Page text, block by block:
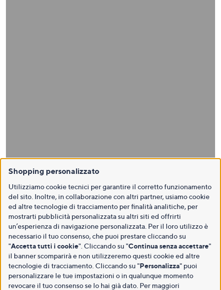
Shopping personalizzato
Utilizziamo cookie tecnici per garantire il corretto funzionamento
del sito. Inoltre, in collaborazione con altri partner, usiamo cookie
ed altre tecnologie di tracciamento per finalità analitiche, per
mostrarti pubblicità personalizzata su altri siti ed offrirti
un’esperienza di navigazione personalizzata. Per il loro utilizzo è
necessario il tuo consenso, che puoi prestare cliccando su
"Accetta tutti i cookie". Cliccando su "Continua senza accettare"
il banner scomparirà e non utilizzeremo questi cookie ed altre
tecnologie di tracciamento. Cliccando su "Personalizza" puoi
personalizzare le tue impostazioni o in qualunque momento
revocare il tuo consenso se lo hai già dato. Per maggiori